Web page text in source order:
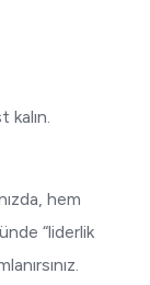
kalın.
hem
“liderlik